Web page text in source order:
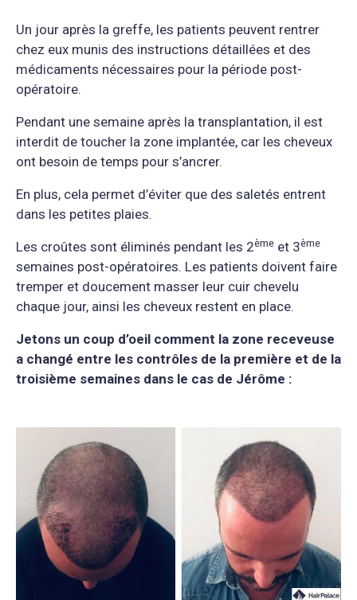
Un jour après la greffe, les patients peuvent rentrer
chez eux munis des instructions détaillées et des
médicaments nécessaires pour la période post-
opératoire.
Pendant une semaine après la transplantation, il est
interdit de toucher la zone implantée, car les cheveux
ont besoin de temps pour s’ancrer.
En plus, cela permet d’éviter que des saletés entrent
dans les petites plaies.
Les croûtes sont éliminés pendant les 2ème et 3ème
semaines post-opératoires. Les patients doivent faire
tremper et doucement masser leur cuir chevelu
chaque jour, ainsi les cheveux restent en place.
Jetons un coup d’oeil comment la zone receveuse
a changé entre les contrôles de la première et de la
troisième semaines dans le cas de Jérôme :